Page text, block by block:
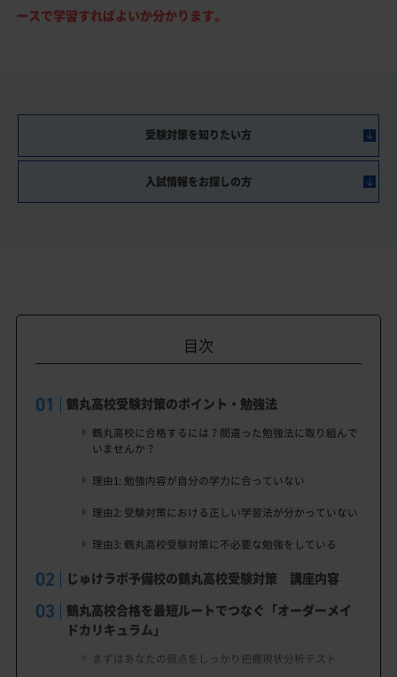
ースで学習すればよいか分かります。
受験対策を知りたい方
入試情報をお探しの方
目次
鶴丸高校受験対策のポイント・勉強法
鶴丸高校に合格するには？間違った勉強法に取り組んで
いませんか？
理由1: 勉強内容が自分の学力に合っていない
理由2: 受験対策における正しい学習法が分かっていない
理由3: 鶴丸高校受験対策に不必要な勉強をしている
じゅけラボ予備校の鶴丸高校受験対策 講座内容
鶴丸高校合格を最短ルートでつなぐ「オーダーメイ
ドカリキュラム」
まずはあなたの弱点をしっかり把握現状分析テスト